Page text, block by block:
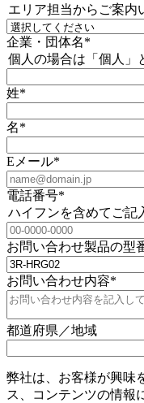
エリア担当からご案内
企業・団体名*
個人の場合は「個人」
姓*
名*
Eメール*
電話番号*
ハイフンを含めてご記
お問い合わせ製品の型
お問い合わせ内容*
都道府県／地域
弊社は、お客様が興味
ス、コンテンツの情報